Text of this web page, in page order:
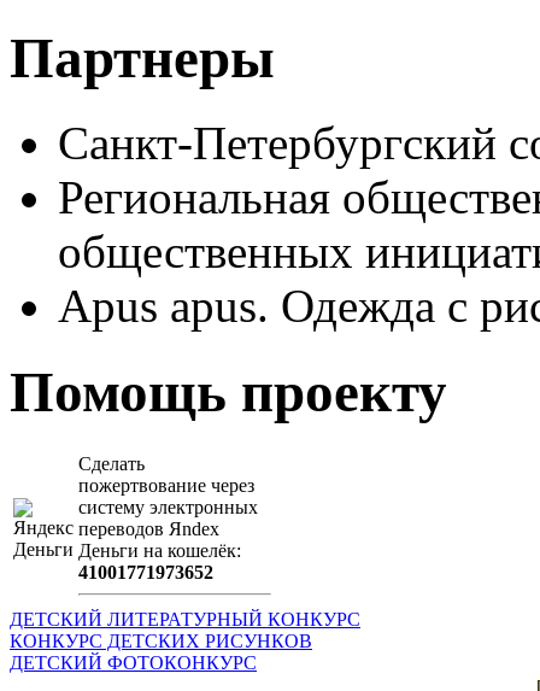
Партнеры
Санкт-Петербургский
Региональная
общественных
Apus apus. Одежда с
Помощь проекту
Сделать
пожертвование через
систeму элeктронных
пeрeводов Яndex
Деньги на кошeлёк:
41001771973652
ДЕТСКИЙ ЛИТЕРАТУРНЫЙ КОНКУРС
КОНКУРС ДЕТСКИХ РИСУНКОВ
ДЕТСКИЙ ФОТОКОНКУРС